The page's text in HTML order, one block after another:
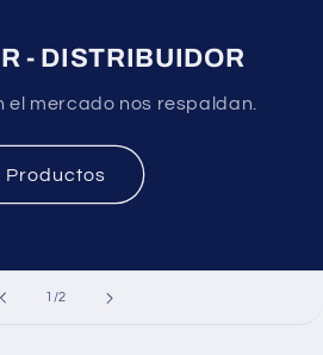
- DISTRIBUIDOR
el mercado nos respaldan.
Productos
1 /de
2